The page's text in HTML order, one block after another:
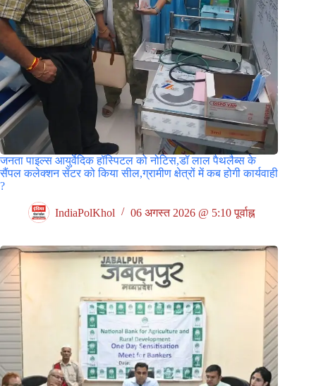
जनता पाइल्स आयुर्वेदिक हॉस्पिटल को नोटिस,डॉ लाल पैथलैब्स के
सैंपल कलेक्शन सेंटर को किया सील,ग्रामीण क्षेत्रों में कब होगी कार्यवाही
?
IndiaPolKhol 06 अगस्त 2026 @ 5:10 पूर्वाह्न